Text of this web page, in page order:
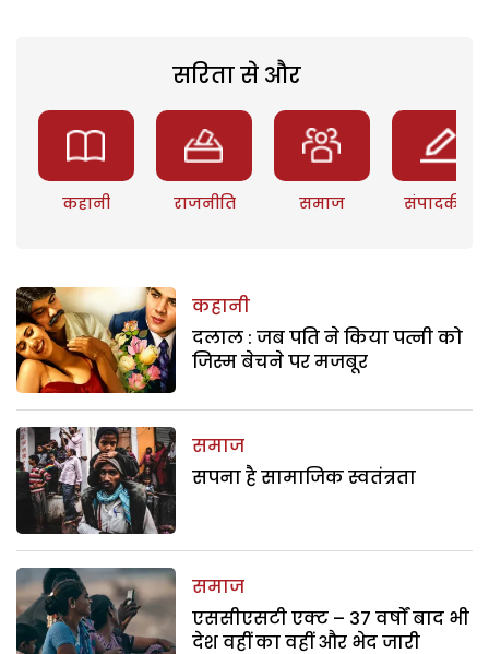
सरिता से और
कहानी राजनीति समाज संपादकीय
कहानी
दलाल : जब पति ने किया पत्नी को
जिस्म बेचने पर मजबूर
समाज
सपना है सामाजिक स्वतंत्रता
समाज
एससीएसटी एक्ट – 37 वर्षों बाद भी
देश वहीं का वहीं और भेद जारी